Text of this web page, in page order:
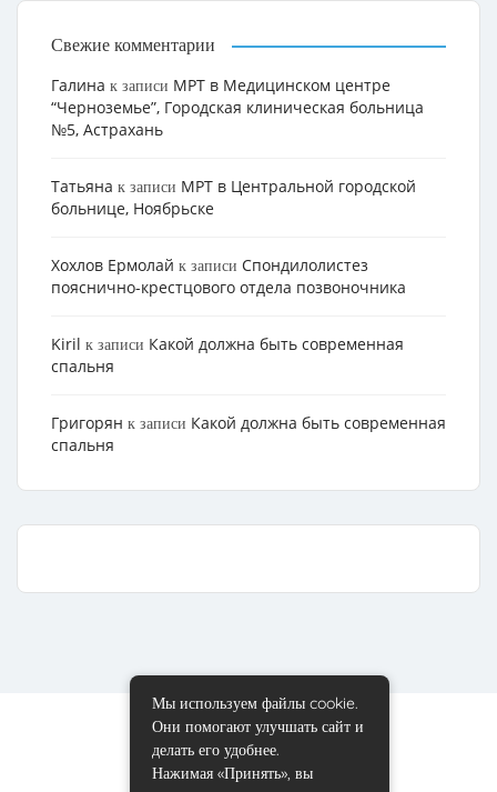
Свежие комментарии
Галина к записи МРТ в Медицинском центре
“Черноземье”, Городская клиническая больница
№5, Астрахань
Татьяна к записи МРТ в Центральной городской
больнице, Ноябрьске
Хохлов Ермолай к записи Cпондилолистез
пояснично-крестцового отдела позвоночника
Kiril к записи Какой должна быть современная
спальня
Григорян к записи Какой должна быть современная
спальня
Мы используем файлы cookie.
Они помогают улучшать сайт и
делать его удобнее.
Нажимая «Принять», вы